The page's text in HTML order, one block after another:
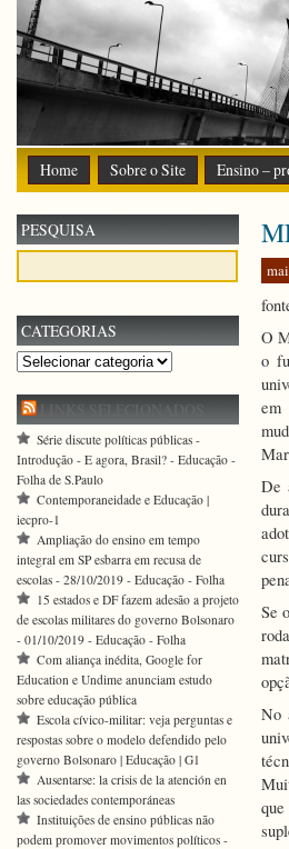
Home Sobre o Site Ensino –
O
o
em
De
Se
No
PESQUISA
CATEGORIAS
Categorias
LINKS SELECIONADOS
Série discute políticas públicas -
Introdução - E agora, Brasil? - Educação -
Folha de S.Paulo
Contemporaneidade e Educação |
iecpro-1
Ampliação do ensino em tempo
integral em SP esbarra em recusa de
escolas - 28/10/2019 - Educação - Folha
15 estados e DF fazem adesão a projeto
de escolas militares do governo Bolsonaro
- 01/10/2019 - Educação - Folha
Com aliança inédita, Google for
Education e Undime anunciam estudo
sobre educação pública
Escola cívico-militar: veja perguntas e
respostas sobre o modelo defendido pelo
governo Bolsonaro | Educação | G1
Ausentarse: la crisis de la atención en
las sociedades contemporáneas
Instituições de ensino públicas não
podem promover movimentos políticos -